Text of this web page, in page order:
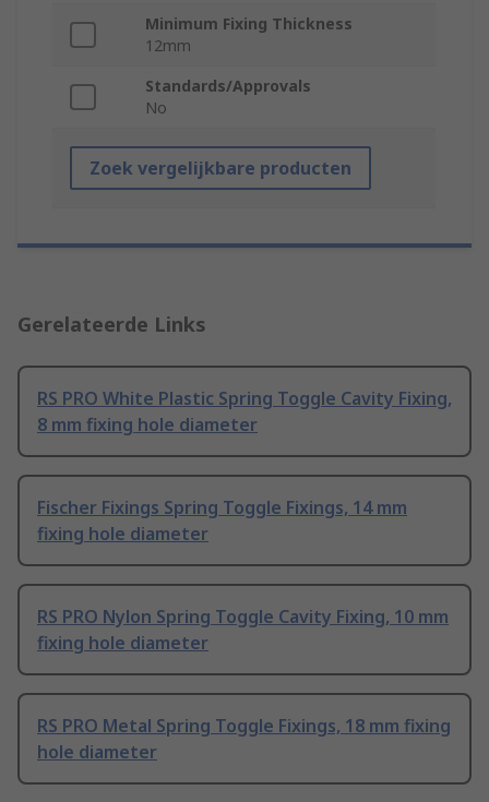
Minimum Fixing Thickness
12mm
Standards/Approvals
No
Zoek vergelijkbare producten
Gerelateerde Links
RS PRO White Plastic Spring Toggle Cavity Fixing,
8 mm fixing hole diameter
Fischer Fixings Spring Toggle Fixings, 14 mm
fixing hole diameter
RS PRO Nylon Spring Toggle Cavity Fixing, 10 mm
fixing hole diameter
RS PRO Metal Spring Toggle Fixings, 18 mm fixing
hole diameter